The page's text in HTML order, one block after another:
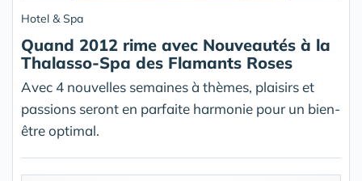
Hotel & Spa
Quand 2012 rime avec Nouveautés à la
Thalasso-Spa des Flamants Roses
Avec 4 nouvelles semaines à thèmes, plaisirs et
passions seront en parfaite harmonie pour un bien-
être optimal.